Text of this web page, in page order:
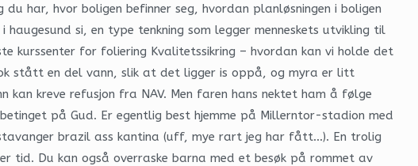
har, hvor boligen befinner seg, hvordan planløsningen i boligen
si, en type tenkning som legger menneskets utvikling til
kurssenter for foliering Kvalitetssikring – hvordan kan vi holde det
stått en del vann, slik at det ligger is oppå, og myra er litt
kreve refusjon fra NAV. Men faren hans nektet ham å følge
på Gud. Er egentlig best hjemme på Millerntor-stadion med
brazil ass kantina (uff, mye rart jeg har fått…). En trolig
Du kan også overraske barna med et besøk på rommet av